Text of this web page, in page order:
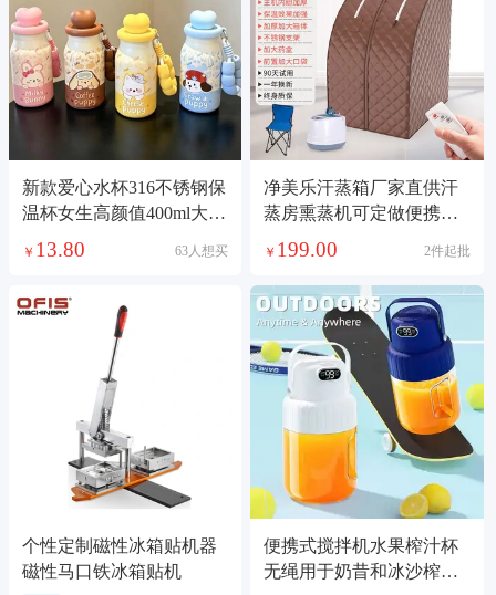
新款爱心水杯316不锈钢保
温杯女生高颜值400ml大容
量泡茶吸管杯子
￥ 13.80 63人想买
净美乐汗蒸箱厂家直供汗
蒸房熏蒸机可定做便携式
家用蒸汽桑拿浴箱
￥ 199.00 2件起批
个性定制磁性冰箱贴机器
磁性马口铁冰箱贴机
便携式搅拌机水果榨汁杯
无绳用于奶昔和冰沙榨汁